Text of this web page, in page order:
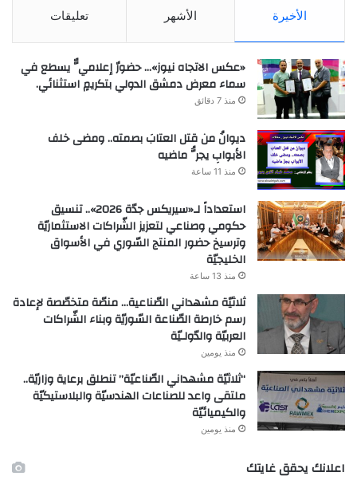
الأخيرة الأشهر تعليقات
«عكس الاتجاه نيوز»… حضورٌ إعلاميٌّ يسطع في
سماء معرض دمشق الدولي بتكريمٍ استثنائي.
منذ 7 دقائق
ديوانُ من قتل العتابَ بصمته.. ومضى خلف
الأبوابِ يجرُّ ماضيه
منذ 11 ساعة
استعداداً لـ«سيريكس جدّة 2026».. تنسيق
حكومي وصناعي لتعزيز الشّراكات الاستثماريّة
وترسيخ حضور المنتج السّوري في الأسواق
الخليجيّة
منذ 13 ساعة
ثلاثيّة مشهداني الصّناعية… منصّة متخصّصة لإعادة
رسم خارطة الصّناعة السّوريّة وبناء الشّراكات
العربيّة والدّولـيّة
منذ يومين
“ثلاثيّة مشهداني الصّناعيّة” تنطلق برعاية وزاريّة..
ملتقى واعد للصناعات الهندسيّة والبلاستيكيّة
والكيميائيّة
منذ يومين
اعلانك يحقق غايتك